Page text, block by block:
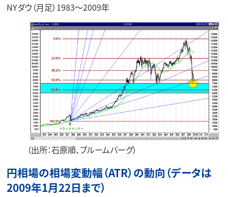
NYダウ（月足）1983～2009年
（出所：石原順、ブルームバーグ）
円相場の相場変動幅（ATR）の動向（データは
2009年1月22日まで）